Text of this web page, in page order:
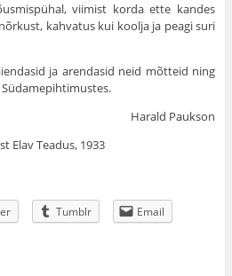
viimist korda ette kandes
kahvatus kui koolja ja peagi suri
ja arendasid neid mõtteid ning
Harald Paukson
Elav Teadus, 1933
Tumblr
Email